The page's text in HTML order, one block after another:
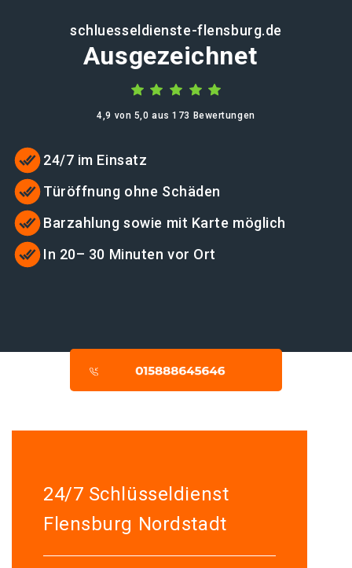
schluesseldienste-flensburg.de
Ausgezeichnet
4,9 von 5,0 aus 173 Bewertungen
24/7 im Einsatz
Türöffnung ohne Schäden
Barzahlung sowie mit Karte möglich
In 20– 30 Minuten vor Ort
24/7 Schlüsseldienst
Flensburg Nordstadt